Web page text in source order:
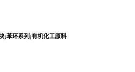
;苯环系列;有机化工原料